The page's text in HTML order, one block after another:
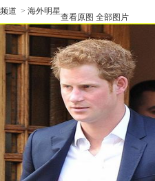
道 > 海外明星
查看原图 全部图片